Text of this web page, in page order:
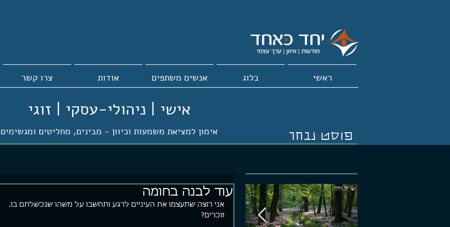
ראשי בלוג אנשים משתפים אודות צרו קשר
אישי | ניהולי-עסקי | זוגי
אימון למציאת משמעות וכיוון - מבינים, מחליטים ומגשימים פוסט נבחר
עוד לבנה בחומה
אני רוצה שתעצמו את העיניים לרגע ותחשבו על משהו שנכשלתם בו.
זוכרים?